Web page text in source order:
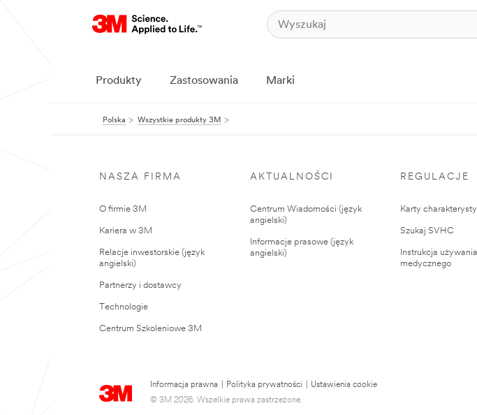
Produkty Zastosowania Marki
Polska Wszystkie produkty 3M
NASZA FIRMA
O firmie 3M
Kariera w 3M
Relacje inwestorskie (język
angielski)
Partnerzy i dostawcy
Technologie
Centrum Szkoleniowe 3M
AKTUALNOŚCI
Centrum Wiadomości (język
angielski)
Informacje prasowe (język
angielski)
REGULACJE
Karty
Szukaj SVHC
Instrukcja
medycznego
Informacja prawna Polityka prywatności
Ustawienia cookie
© 3M 2026. Wszelkie prawa zastrzeżone.